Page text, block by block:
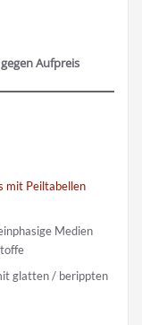
Aufpreis
mit Peiltabellen
Medien
glatten / berippten